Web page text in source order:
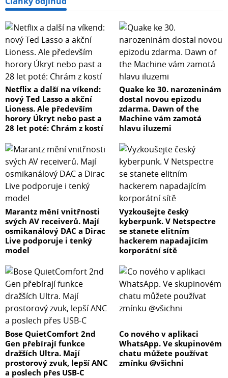
Netflix a další na víkend:
nový Ted Lasso a akční
Lioness. Ale především
horory Úkryt nebo past a
28 let poté: Chrám z kostí
Quake ke 30. narozeninám
dostal novou epizodu
zdarma. Dawn of the
Machine vám zamotá
hlavu iluzemi
Marantz mění vnitřnosti
svých AV receiverů. Mají
osmikanálový DAC a Dirac
Live podporuje i tenký
model
Vyzkoušejte český
kyberpunk. V Netspectre
se stanete elitním
hackerem napadajícím
korporátní sítě
Bose QuietComfort 2nd
Gen přebírají funkce
dražších Ultra. Mají
prostorový zvuk, lepší ANC
a poslech přes USB-C
Co nového v aplikaci
WhatsApp. Ve skupinovém
chatu můžete používat
zmínku @všichni